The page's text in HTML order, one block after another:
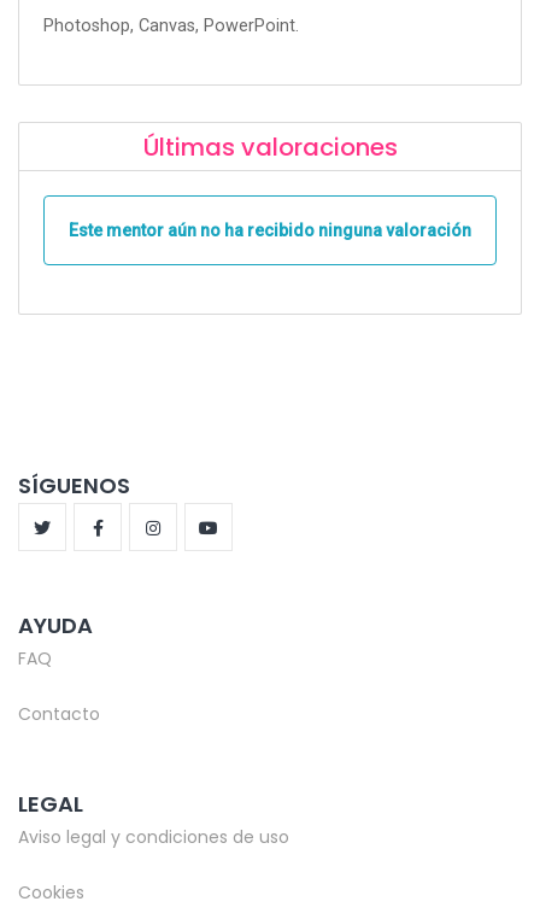
Photoshop, Canvas, PowerPoint.
Últimas valoraciones
Este mentor aún no ha recibido ninguna valoración
SÍGUENOS
AYUDA
FAQ
Contacto
LEGAL
Aviso legal y condiciones de uso
Cookies